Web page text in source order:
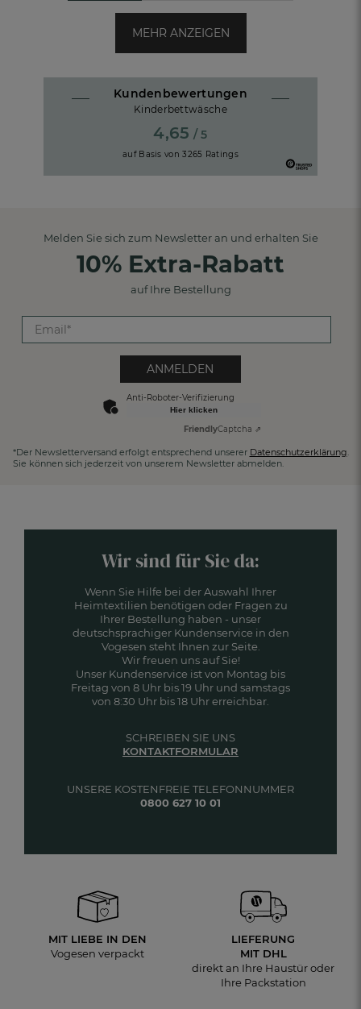
MEHR ANZEIGEN
Kundenbewertungen
Kinderbettwäsche
4,65 / 5
auf Basis von3265 Ratings
Melden Sie sich zum Newsletter an und erhalten Sie
10% Extra-Rabatt
auf Ihre Bestellung
ANMELDEN
Anti-Roboter-Verifizierung
Hier klicken
FriendlyCaptcha ⇗
*Der Newsletterversand erfolgt entsprechend unserer Datenschutzerklärung
Sie können sich jederzeit von unserem Newsletter abmelden.
Wir sind für Sie da:
Wenn Sie Hilfe bei der Auswahl Ihrer
Heimtextilien benötigen oder Fragen zu
Ihrer Bestellung haben - unser
deutschsprachiger Kundenservice in den
Vogesen steht Ihnen zur Seite.
Wir freuen uns auf Sie!
Unser Kundenservice ist von Montag bis
Freitag von 8 Uhr bis 19 Uhr und samstags
von 8:30 Uhr bis 18 Uhr erreichbar.
UNSERE KOSTENFREIE TELEFONNUMMER
0800 627 10 01
SCHREIBEN SIE UNS
KONTAKTFORMULAR
MIT LIEBE IN DEN
Vogesen verpackt
LIEFERUNG
MIT DHL
direkt an Ihre Haustür oder
Ihre Packstation